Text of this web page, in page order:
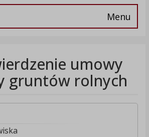
Menu
umowy
gruntów rolnych